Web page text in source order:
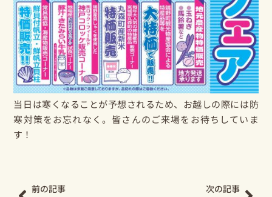
当日は寒くなることが予想されるため、お越しの際には防
寒対策をお忘れなく。皆さんのご来場をお待ちしていま
す！
前の記事 次の記事